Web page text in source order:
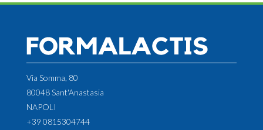
Via Somma, 80
80048 Sant'Anastasia
NAPOLI
+39 0815304744